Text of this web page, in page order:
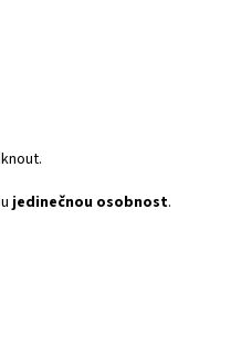
jedinečnou osobnost.